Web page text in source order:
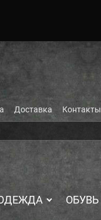
Доставка Контакты
ОБУВЬ